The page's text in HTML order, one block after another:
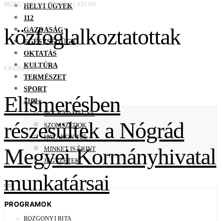
HELYI ÜGYEK
112
GAZDASÁG
EGÉSZSÉGÜGY
OKTATÁS
KULTÚRA
TERMÉSZET
SPORT
3100+
NÓGRÁD MEGYE
SZOMSZÉDOK
HATÁRON TÚL
MINKET IS ÉRINT
JEGYZETEK
PROGRAMOK
BEJEGYZÉSEK CÍMKE ALAPJÁN
közfoglalkoztatottak
6 BEJEGYZÉS
Elismerésben
részesültek a Nógrád
Megyei Kormányhivatal
munkatársai
ROZGONYI RITA